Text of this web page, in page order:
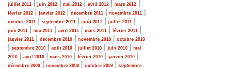
juillet 2012 juin 2012 mai 2012 avril 2012 mars 2012
février 2012 janvier 2012 décembre 2011 novembre 2011
octobre 2011 septembre 2011 août 2011 juillet 2011
juin 2011 mai 2011 avril 2011 mars 2011 février 2011
janvier 2011 décembre 2010 novembre 2010 octobre 2010
septembre 2010 août 2010 juillet 2010 juin 2010
mai
2010
avril 2010 mars 2010 février 2010 janvier 2010
décembre 2009 novembre 2009 octobre 2009
septembre